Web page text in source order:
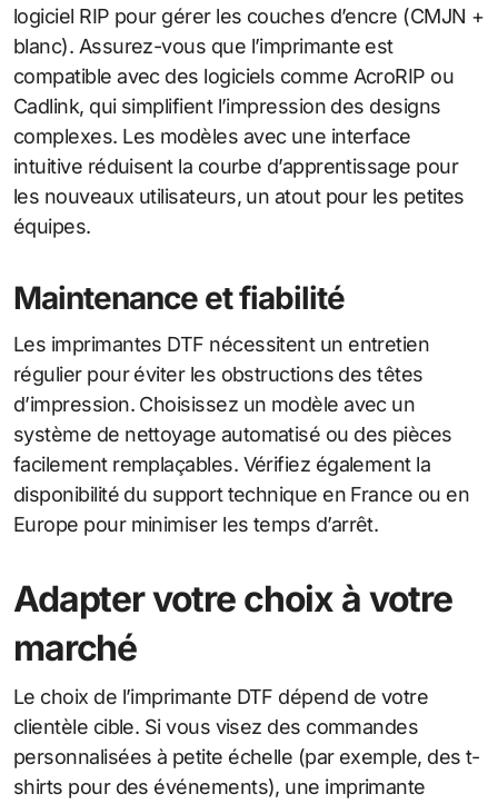
logiciel RIP pour gérer les couches d’encre (CMJN +
blanc). Assurez-vous que l’imprimante est
compatible avec des logiciels comme AcroRIP ou
Cadlink, qui simplifient l’impression des designs
complexes. Les modèles avec une interface
intuitive réduisent la courbe d’apprentissage pour
les nouveaux utilisateurs, un atout pour les petites
équipes.
Maintenance et fiabilité
Les imprimantes DTF nécessitent un entretien
régulier pour éviter les obstructions des têtes
d’impression. Choisissez un modèle avec un
système de nettoyage automatisé ou des pièces
facilement remplaçables. Vérifiez également la
disponibilité du support technique en France ou en
Europe pour minimiser les temps d’arrêt.
Adapter votre choix à votre
marché
Le choix de l’imprimante DTF dépend de votre
clientèle cible. Si vous visez des commandes
personnalisées à petite échelle (par exemple, des t-
shirts pour des événements), une imprimante